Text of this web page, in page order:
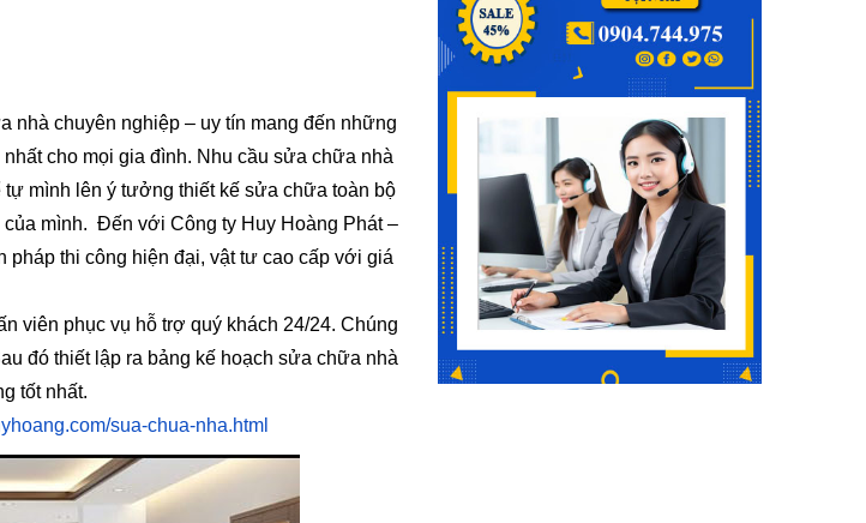
nhà chuyên nghiệp – uy tín mang đến những
cho mọi gia đình. Nhu cầu sửa chữa nhà
mình lên ý tưởng thiết kế sửa chữa toàn bộ
mình. Đến với Công ty Huy Hoàng Phát –
thi công hiện đại, vật tư cao cấp với giá
viên phục vụ hỗ trợ quý khách 24/24. Chúng
đó thiết lập ra bảng kế hoạch sửa chữa nhà
tốt nhất.
sua-chua-nha.html